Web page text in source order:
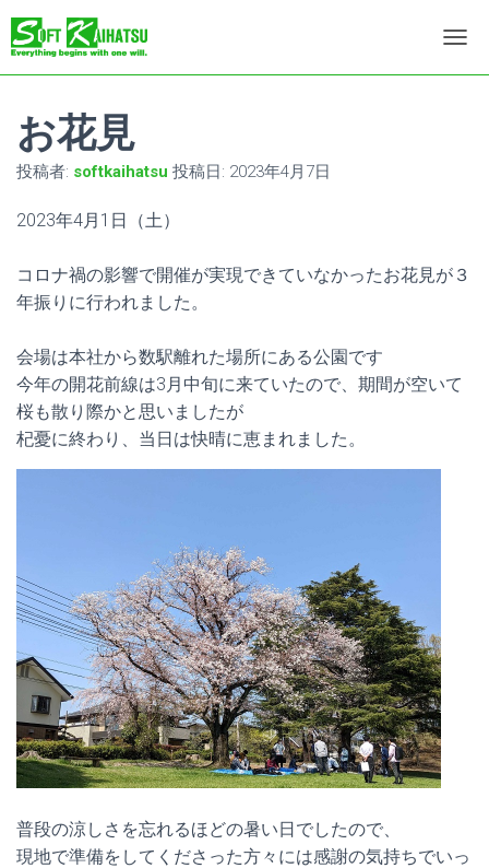
ビ
え
お花見
投稿者: softkaihatsu 投稿日: 2023年4月7日
2023年4月1日（土）
コロナ禍の影響で開催が実現できていなかったお花見が３
年振りに行われました。
会場は本社から数駅離れた場所にある公園です
今年の開花前線は3月中旬に来ていたので、期間が空いて
桜も散り際かと思いましたが
杞憂に終わり、当日は快晴に恵まれました。
普段の涼しさを忘れるほどの暑い日でしたので、
現地で準備をしてくださった方々には感謝の気持ちでいっ